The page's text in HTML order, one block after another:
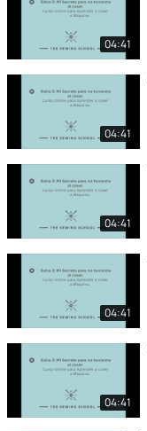
04:41
04:41
04:41
04:41
04:41